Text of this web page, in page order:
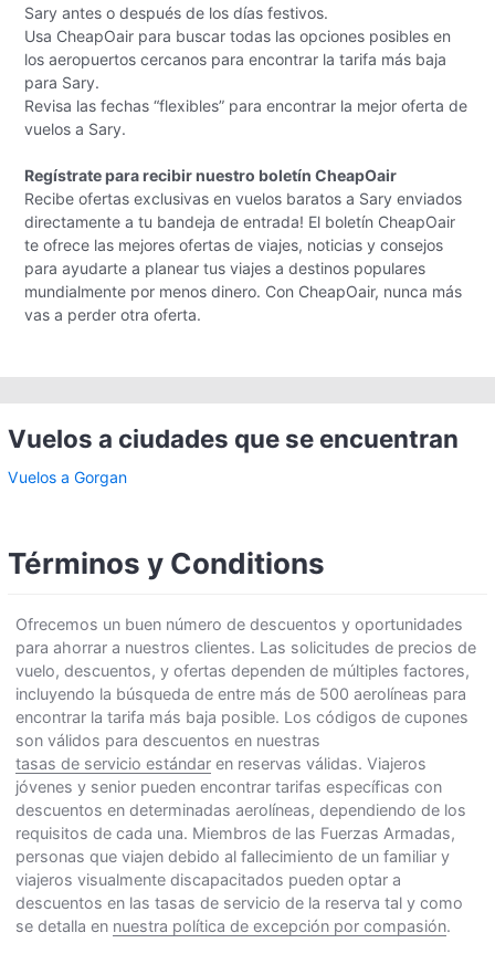
Sary antes o después de los días festivos.
Usa CheapOair para buscar todas las opciones posibles en
los aeropuertos cercanos para encontrar la tarifa más baja
para Sary.
Revisa las fechas “flexibles” para encontrar la mejor oferta de
vuelos a Sary.
Regístrate para recibir nuestro boletín CheapOair
Recibe ofertas exclusivas en vuelos baratos a Sary enviados
directamente a tu bandeja de entrada! El boletín CheapOair
te ofrece las mejores ofertas de viajes, noticias y consejos
para ayudarte a planear tus viajes a destinos populares
mundialmente por menos dinero. Con CheapOair, nunca más
vas a perder otra oferta.
Vuelos a ciudades que se encuentran
Vuelos a Gorgan
Términos y Conditions
Ofrecemos un buen número de descuentos y oportunidades
para ahorrar a nuestros clientes. Las solicitudes de precios de
vuelo, descuentos, y ofertas dependen de múltiples factores,
incluyendo la búsqueda de entre más de 500 aerolíneas para
encontrar la tarifa más baja posible. Los códigos de cupones
son válidos para descuentos en nuestras
tasas de servicio estándar en reservas válidas. Viajeros
jóvenes y senior pueden encontrar tarifas específicas con
descuentos en determinadas aerolíneas, dependiendo de los
requisitos de cada una. Miembros de las Fuerzas Armadas,
personas que viajen debido al fallecimiento de un familiar y
viajeros visualmente discapacitados pueden optar a
descuentos en las tasas de servicio de la reserva tal y como
se detalla en nuestra política de excepción por compasión.